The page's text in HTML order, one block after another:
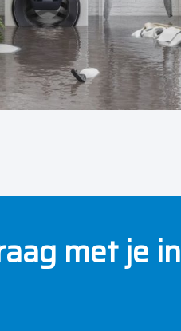
met je in